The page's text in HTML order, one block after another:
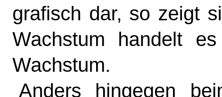
grafisch dar, so zeigt
Wachstum handelt
Wachstum.
Anders hingegen